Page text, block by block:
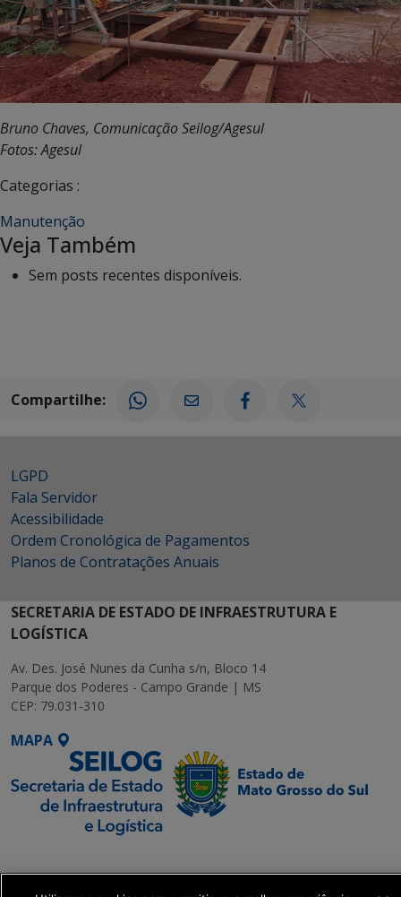
Bruno Chaves, Comunicação Seilog/Agesul
Fotos: Agesul
Categorias :
Manutenção
Veja Também
Sem posts recentes disponíveis.
Compartilhe:
LGPD
Fala Servidor
Acessibilidade
Ordem Cronológica de Pagamentos
Planos de Contratações Anuais
SECRETARIA DE ESTADO DE INFRAESTRUTURA E
LOGÍSTICA
Av. Des. José Nunes da Cunha s/n, Bloco 14
Parque dos Poderes - Campo Grande | MS
CEP: 79.031-310
MAPA
Executiva de